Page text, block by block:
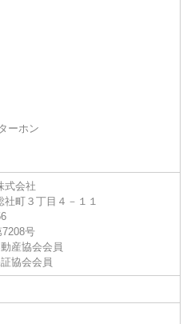
ーホン
式会社
社町３丁目４－１１
号
産協会会員
協会会員